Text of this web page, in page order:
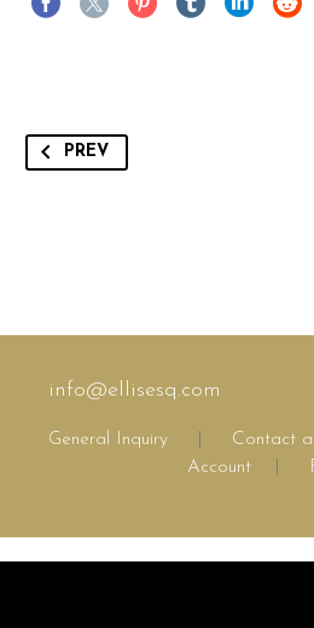
PREV
info@ellisesq.com
General Inquiry Contact
Account